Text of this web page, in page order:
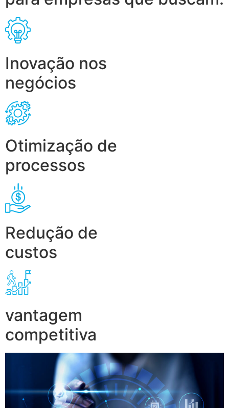
Inovação nos
negócios
Otimização de
processos
Redução de
custos
vantagem
competitiva